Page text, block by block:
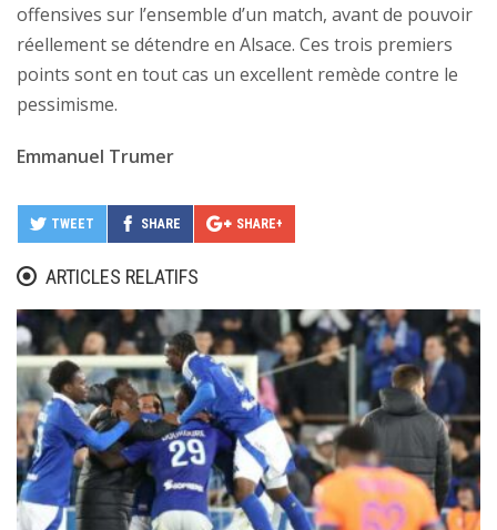
offensives sur l’ensemble d’un match, avant de pouvoir
réellement se détendre en Alsace. Ces trois premiers
points sont en tout cas un excellent remède contre le
pessimisme.
Emmanuel Trumer
TWEET SHARE SHARE+
ARTICLES RELATIFS